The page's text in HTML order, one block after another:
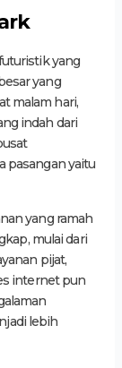
yang
yang
malam hari,
indah dari
pasangan yaitu
yang ramah
mulai dari
pijat,
internet pun
lebih